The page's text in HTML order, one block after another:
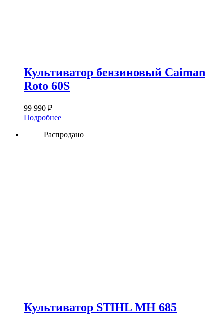
Культиватор бензиновый Caiman
Roto 60S
99 990 ₽
Подробнее
Распродано
Культиватор STIHL MH 685